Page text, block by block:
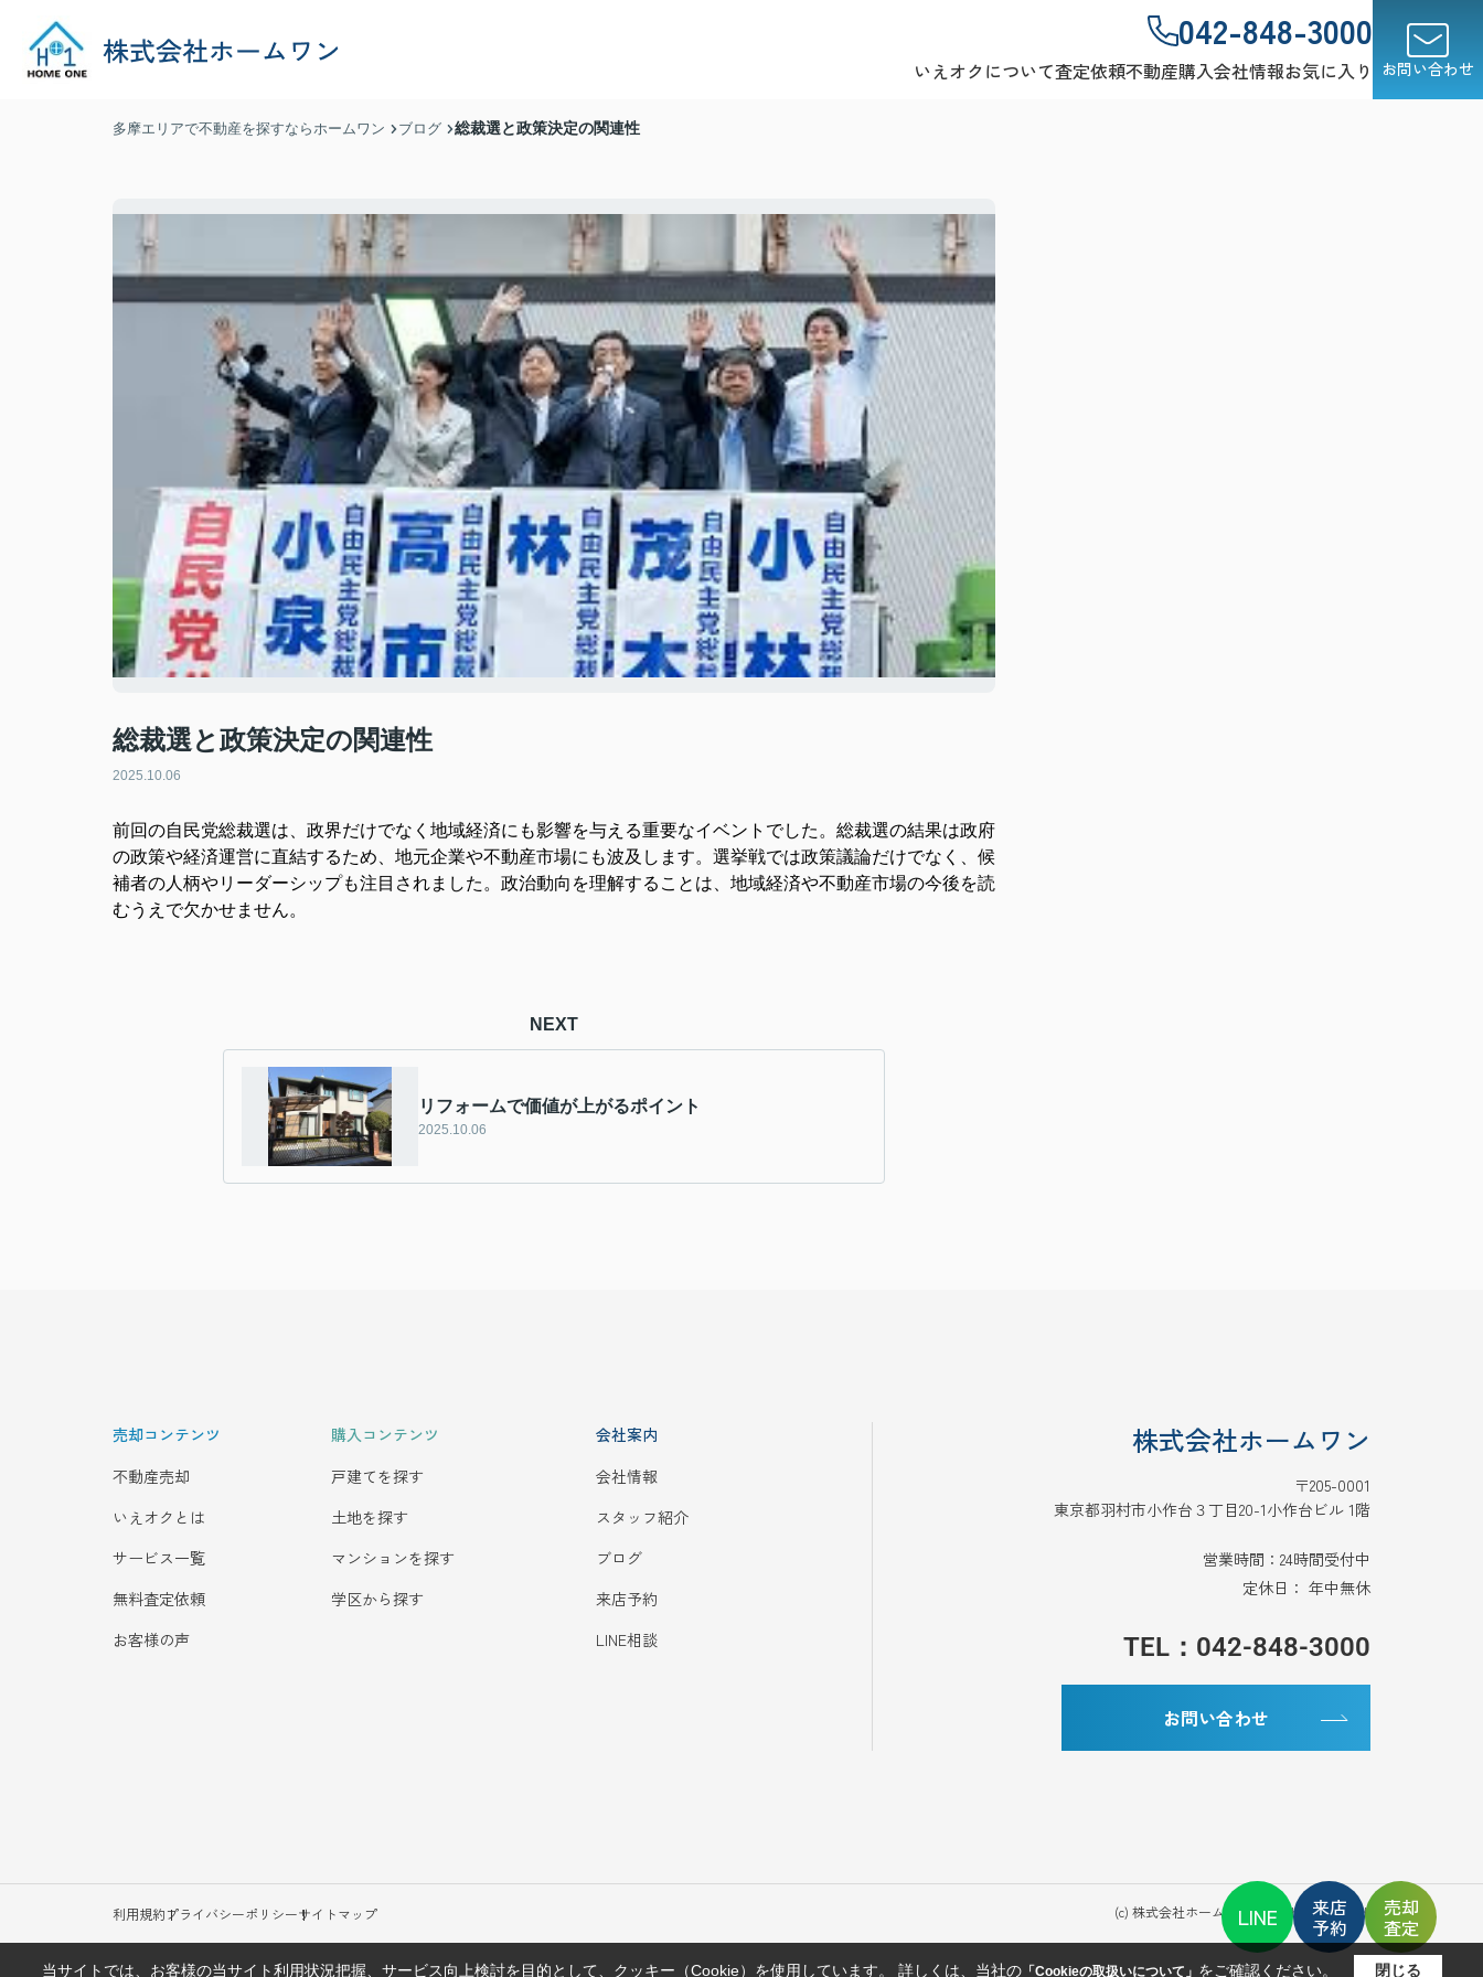
042-848-3000
いえオクについて査定依頼不動産購入会社情報お気に入り お問い合わせ
多摩エリアで不動産を探すならホームワン ブログ 総裁選と政策決定の関連性
総裁選と政策決定の関連性
2025.10.06
前回の自民党総裁選は、政界だけでなく地域経済にも影響を与える重要なイベントでした。総裁選の結果は政府
の政策や経済運営に直結するため、地元企業や不動産市場にも波及します。選挙戦では政策議論だけでなく、候
補者の人柄やリーダーシップも注目されました。政治動向を理解することは、地域経済や不動産市場の今後を読
むうえで欠かせません。
NEXT
リフォームで価値が上がるポイント
2025.10.06
売却コンテンツ
不動産売却
いえオクとは
サービス一覧
無料査定依頼
お客様の声
購入コンテンツ
戸建てを探す
土地を探す
マンションを探す
学区から探す
会社案内
会社情報
スタッフ紹介
ブログ
来店予約
LINE相談
株式会社ホームワン
〒205-0001
東京都羽村市小作台３丁目20-1小作台ビル 1階
営業時間：24時間受付中
定休日： 年中無休
TEL：042-848-3000
お問い合わせ
利用規約プライバシーポリシーサイトマップ (c) 株式会社ホームワン All Rights Reserved.
LINE 来店
予約
売却
査定
当サイトでは、お客様の当サイト利用状況把握、サービス向上検討を目的として、クッキー（Cookie）を使用しています。 詳しくは、当社の「Cookieの取扱いについて」 をご確認ください。 閉じる